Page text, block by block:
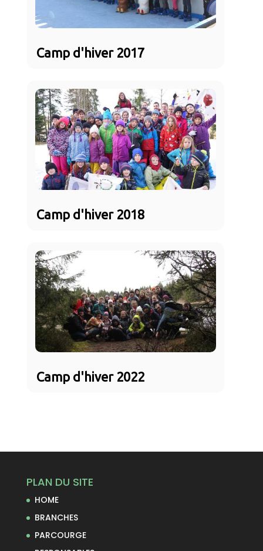
Camp d'hiver 2017
Camp d'hiver 2018
Camp d'hiver 2022
PLAN DU SITE
HOME
BRANCHES
PARCOURGE